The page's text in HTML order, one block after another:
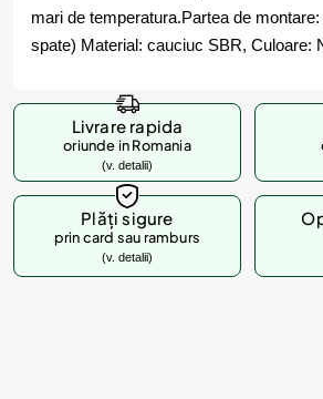
mari de temperatura.Partea de
spate) Material: cauciuc SBR, Culoare:
Livrare rapida
oriunde in Romania
(v. detalii)
Plăți sigure
prin card sau ramburs
(v. detalii)